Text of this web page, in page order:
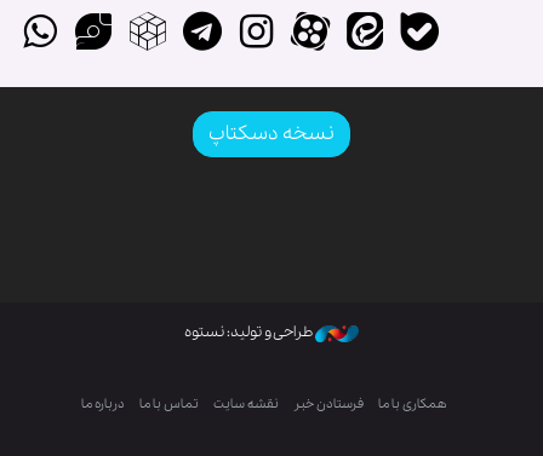
نسخه دسکتاپ
طراحی و تولید: نستوه
همکاری با ما فرستادن خبر نقشه سایت تماس با ما درباره ما